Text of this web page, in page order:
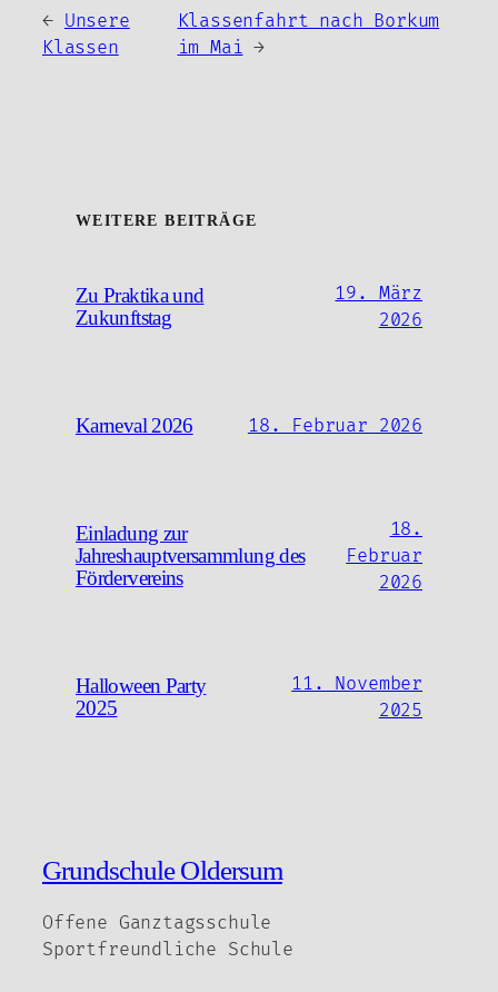
← Unsere
Klassen
Klassenfahrt nach Borkum
im Mai →
WEITERE BEITRÄGE
Zu Praktika und
Zukunftstag
19. März
2026
Karneval 2026 18. Februar 2026
Einladung zur
Jahreshauptversammlung des
Fördervereins
18.
Februar
2026
Halloween Party
2025
11. November
2025
Grundschule Oldersum
Offene Ganztagsschule
Sportfreundliche Schule